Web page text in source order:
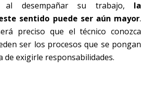
al desempañar su trabajo, la
sentido puede ser aún mayor.
preciso que el técnico conozca
ser los procesos que se pongan
de exigirle responsabilidades.